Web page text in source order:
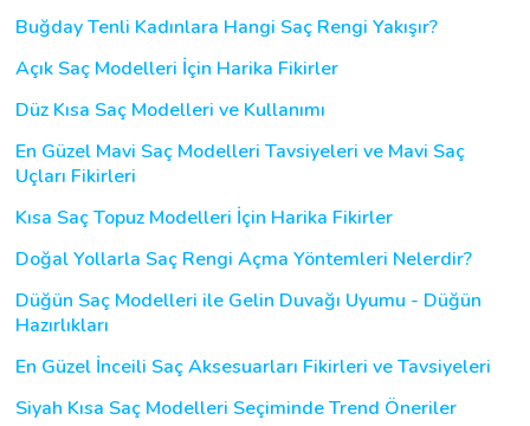
Buğday Tenli Kadınlara Hangi Saç Rengi Yakışır?
Açık Saç Modelleri İçin Harika Fikirler
Düz Kısa Saç Modelleri ve Kullanımı
En Güzel Mavi Saç Modelleri Tavsiyeleri ve Mavi Saç
Uçları Fikirleri
Kısa Saç Topuz Modelleri İçin Harika Fikirler
Doğal Yollarla Saç Rengi Açma Yöntemleri Nelerdir?
Düğün Saç Modelleri ile Gelin Duvağı Uyumu - Düğün
Hazırlıkları
En Güzel İnceili Saç Aksesuarları Fikirleri ve Tavsiyeleri
Siyah Kısa Saç Modelleri Seçiminde Trend Öneriler